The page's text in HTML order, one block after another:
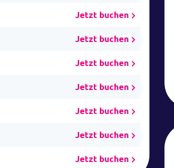
Jetzt buchen
Jetzt buchen
Jetzt buchen
Jetzt buchen
Jetzt buchen
Jetzt buchen
Jetzt buchen